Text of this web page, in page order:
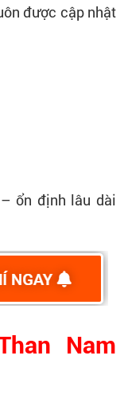
được cập nhật
ổn định lâu dài
Nam